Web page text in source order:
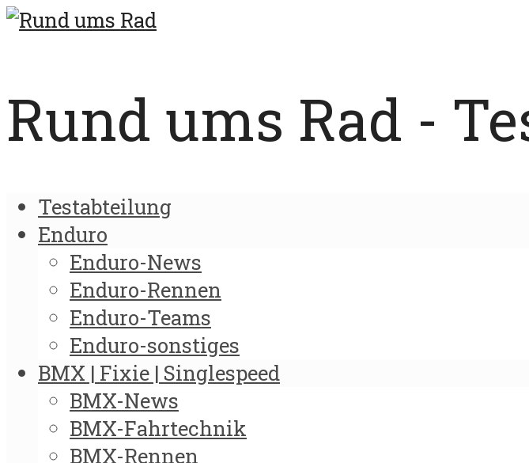
Rund ums Rad -
Testabteilung
Enduro
Enduro-News
Enduro-Rennen
Enduro-Teams
Enduro-sonstiges
BMX | Fixie | Singlespeed
BMX-News
BMX-Fahrtechnik
BMX-Rennen